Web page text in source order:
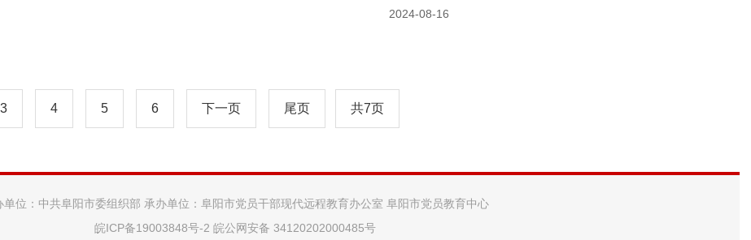
2024-08-16
3 4 5 6 下一页 尾页 共7页
单位：中共阜阳市委组织部 承办单位：阜阳市党员干部现代远程教育办公室 阜阳市党员教育中心
皖ICP备19003848号-2 皖公网安备 34120202000485号